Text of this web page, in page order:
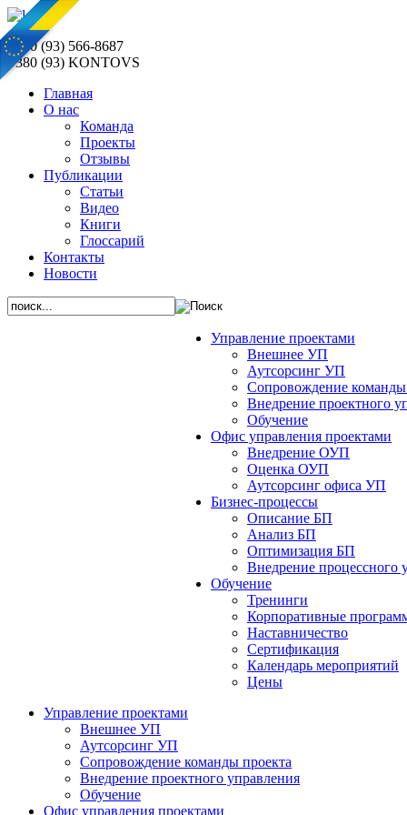
+380 (93) 566-8687
+380 (93) KONTOVS
Главная
О нас
Команда
Проекты
Отзывы
Публикации
Статьи
Видео
Книги
Глоссарий
Контакты
Новости
Управление проектами
Внешнее УП
Аутсорсинг УП
Сопровождение команды
Внедрение проектного
Обучение
Офис управления проектами
Bнедрение ОУП
Оценка ОУП
Аутсорсинг офиса УП
Бизнес-процессы
Описание БП
Анализ БП
Оптимизация БП
Внедрение процессного
Обучениe
Тренинги
Корпоративные
Наставничество
Сертификация
Календарь мероприятий
Цены
Управление проектами
Внешнее УП
Аутсорсинг УП
Сопровождение команды проекта
Внедрение проектного управления
Обучение
Офис управления проектами